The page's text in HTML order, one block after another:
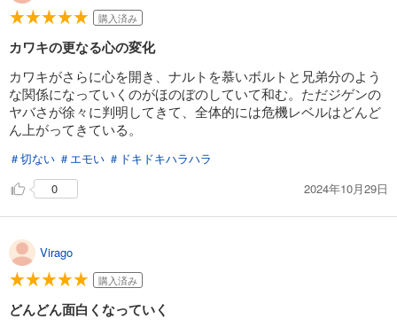
あらすじを表示する
459 円 (税込)
完結
カート
試し読み
あらすじを表示する
購入済み
カワキの更なる心の変化
カワキがさらに心を開き、ナルトを慕いボルトと兄弟分のよう
な関係になっていくのがほのぼのしていて和む。ただジゲンの
ヤバさが徐々に判明してきて、全体的には危機レベルはどんど
ん上がってきている。
＃切ない ＃エモい ＃ドキドキハラハラ
0
2024年10月29日
Virago
購入済み
どんどん面白くなっていく